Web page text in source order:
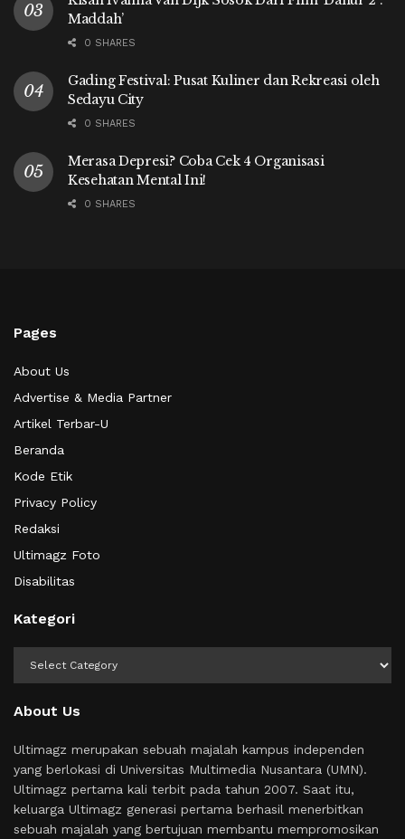
Maddah’
0 SHARES
Gading Festival: Pusat Kuliner dan Rekreasi oleh
Sedayu City
0 SHARES
Merasa Depresi? Coba Cek 4 Organisasi
Kesehatan Mental Ini!
0 SHARES
Pages
About Us
Advertise & Media Partner
Artikel Terbar-U
Beranda
Kode Etik
Privacy Policy
Redaksi
Ultimagz Foto
Disabilitas
Kategori
About Us
Ultimagz merupakan sebuah majalah kampus independen
yang berlokasi di Universitas Multimedia Nusantara (UMN).
Ultimagz pertama kali terbit pada tahun 2007. Saat itu,
keluarga Ultimagz generasi pertama berhasil menerbitkan
sebuah majalah yang bertujuan membantu mempromosikan